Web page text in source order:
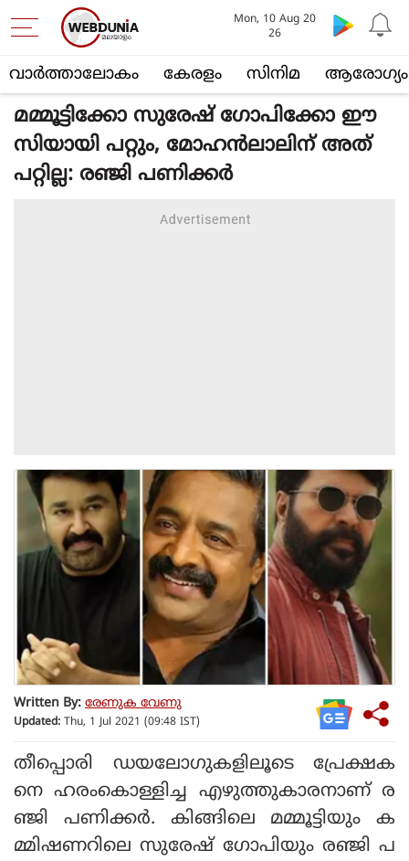
വാര്‍ത്താലോകം കേരളം സിനിമ ആരോഗ്യം
Mon, 10 Aug 20
26
മമ്മൂട്ടിക്കോ സുരേഷ് ഗോപിക്കോ ഈ
സിയായി പറ്റും, മോഹന്‍ലാലിന് അത്
പറ്റില്ല: രഞ്ജി പണിക്കര്‍
Written By: രേണുക വേണു
Updated: Thu, 1 Jul 2021 (09:48 IST)
തീപ്പൊരി ഡയലോഗുകളിലൂടെ പ്രേക്ഷക
നെ ഹരംകൊള്ളിച്ച എഴുത്തുകാരനാണ് ര
ഞ്ജി പണിക്കര്‍. കിങ്ങിലെ മമ്മൂട്ടിയും ക
മ്മിഷണറിലെ സുരേഷ് ഗോപിയും രഞ്ജി പ